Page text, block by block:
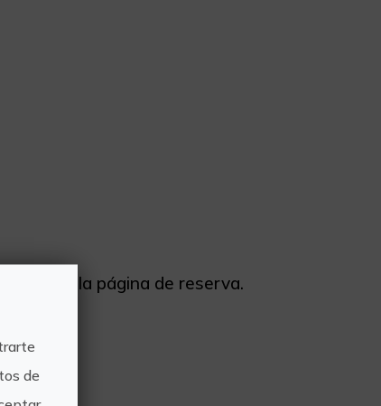
de la página de reserva.
de